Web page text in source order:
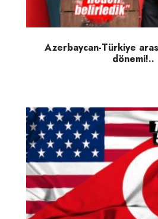
Azerbaycan-Türkiye
dönemi!..